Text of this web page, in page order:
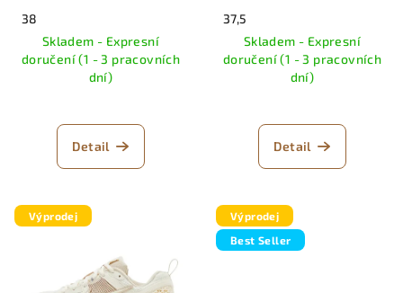
38
Skladem - Expresní
doručení (1 - 3 pracovních
dní)
Detail
37,5
Skladem - Expresní
doručení (1 - 3 pracovních
dní)
Detail
Výprodej
Výprodej
Best Seller